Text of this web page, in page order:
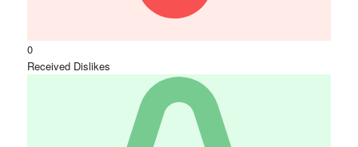
0
Received Dislikes